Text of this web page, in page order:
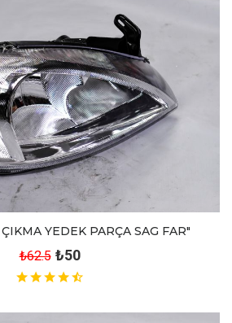
YEDEK PARÇA SAG FAR"
₺62.5 ₺50